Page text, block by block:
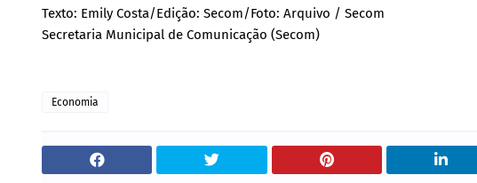
Texto: Emily Costa/Edição: Secom/Foto: Arquivo / Secom
Secretaria Municipal de Comunicação (Secom)
Economia